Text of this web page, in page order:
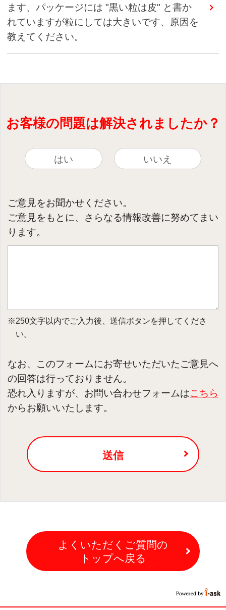
ます、パッケージには "黒い粒は皮" と書か
れていますが粒にしては大きいです、原因を
教えてください。
お客様の問題は解決されましたか？
はい いいえ
ご意見をお聞かせください。
ご意見をもとに、さらなる情報改善に努めてまい
ります。
※250文字以内でご入力後、送信ボタンを押してくださ
い。
なお、このフォームにお寄せいただいたご意見へ
の回答は行っておりません。
恐れ入りますが、お問い合わせフォームはこちら
からお願いいたします。
送信
よくいただくご質問の
トップへ戻る